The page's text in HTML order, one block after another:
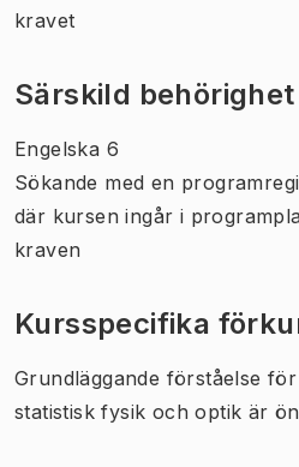
kravet
Särskild behörighet
Engelska 6
Sökande med en
där kursen ingår i
kraven
Kursspecifika
Grundläggande förståelse
statistisk fysik och optik är